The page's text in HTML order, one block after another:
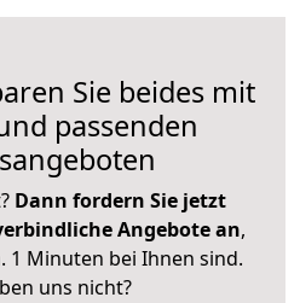
Sie beides mit
passenden
Dann fordern Sie jetzt
Angebote an,
1 Minuten bei Ihnen sind.
uns nicht?